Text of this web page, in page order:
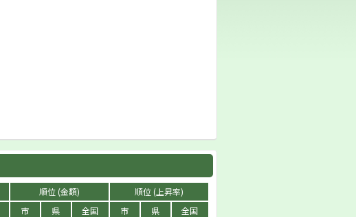
順位 (金額)
順位 (上昇率)
市 県 全国 市 県
全国